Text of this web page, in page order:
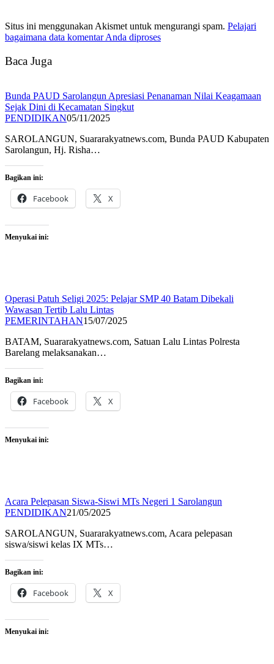
Situs ini menggunakan Akismet untuk mengurangi spam. Pelajari
bagaimana data komentar Anda diproses
Baca Juga
Bunda PAUD Sarolangun Apresiasi Penanaman Nilai Keagamaan
Sejak Dini di Kecamatan Singkut
PENDIDIKAN05/11/2025
SAROLANGUN, Suararakyatnews.com, Bunda PAUD Kabupaten
Sarolangun, Hj. Risha…
Bagikan ini:
Facebook X
Menyukai ini:
Operasi Patuh Seligi 2025: Pelajar SMP 40 Batam Dibekali
Wawasan Tertib Lalu Lintas
PEMERINTAHAN15/07/2025
BATAM, Suararakyatnews.com, Satuan Lalu Lintas Polresta
Barelang melaksanakan…
Bagikan ini:
Facebook X
Menyukai ini:
Acara Pelepasan Siswa-Siswi MTs Negeri 1 Sarolangun
PENDIDIKAN21/05/2025
SAROLANGUN, Suararakyatnews.com, Acara pelepasan
siswa/siswi kelas IX MTs…
Bagikan ini:
Facebook X
Menyukai ini: